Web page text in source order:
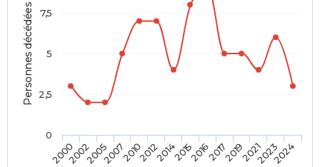
Personnes décédées
20002002200520072010201220142015201620172019202120232024
0
2,5
5
7,5